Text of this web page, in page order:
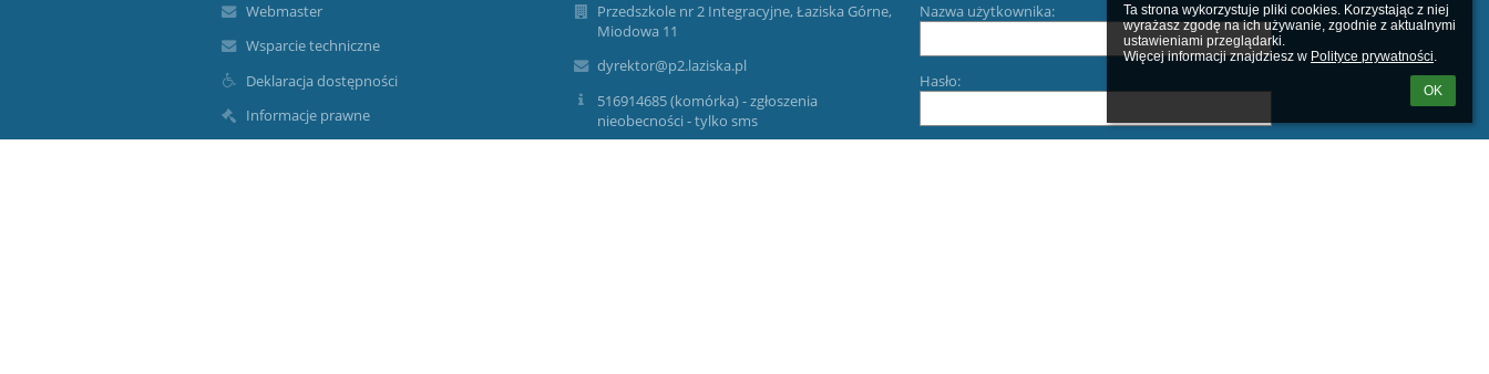
Ta strona wykorzystuje pliki cookies. Korzystając z niej
wyrażasz zgodę na ich używanie, zgodnie z aktualnymi
ustawieniami przeglądarki.
Więcej informacji znajdziesz w Polityce prywatności.
OK
Webmaster
Wsparcie techniczne
Deklaracja dostępności
Informacje prawne
Przedszkole nr 2 Integracyjne, Łaziska Górne,
Miodowa 11
dyrektor@p2.laziska.pl
516914685 (komórka) - zgłoszenia
nieobecności - tylko sms
Nazwa użytkownika:
Hasło: